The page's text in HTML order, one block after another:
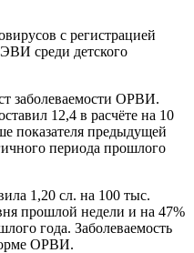
с регистрацией
среди детского
заболеваемости ОРВИ.
12,4 в расчёте на 10
показателя предыдущей
периода прошлого
1,20 сл. на 100 тыс.
прошлой недели и на 47%
года. Заболеваемость
ОРВИ.